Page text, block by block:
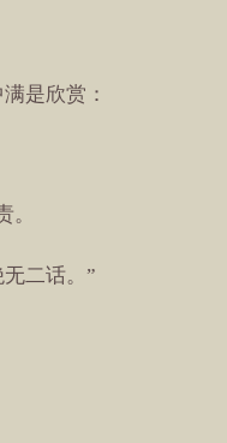
是欣赏：
二话。”